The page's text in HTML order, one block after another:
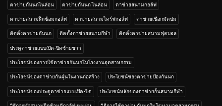
ตาข่ายกันนกไนล่อน ตาข่ายกันนก ไนล่อน ตาข่ายสนามกอล์ฟ
ตาข่ายสนามฝึกซ้อมกอล์ฟ ตาข่ายสนามไดร์ฟกอล์ฟ ตาข่ายเชือกมัดปม
ติดตั้งตาข่ายกันนก ติดตั้งตาข่ายสนามกีฬา ติดตั้งตาข่ายสนามฟุตบอล
ประตูตาข่ายแบบเปิด-ปิดซ้ายขวา
ประโยชน์ของการใช้ตาข่ายกันนกในโรงงานอุตสาหกรรม
ประโยชน์ของตาข่ายกันฝุ่นในงานก่อสร้าง ประโยชน์ของตาข่ายป้องกันนก
ประโยชน์ของประตูตาข่ายแบบเปิด-ปิด ประโยชน์หลักของตาข่ายกั้นสนามกีฬา